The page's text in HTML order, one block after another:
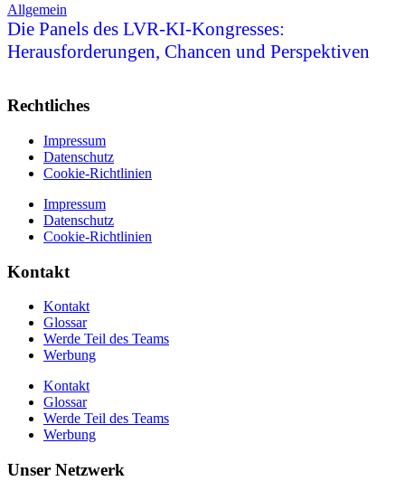
Allgemein
Die Panels des LVR-KI-Kongresses:
Herausforderungen, Chancen und Perspektiven
Rechtliches
Impressum
Datenschutz
Cookie-Richtlinien
Impressum
Datenschutz
Cookie-Richtlinien
Kontakt
Kontakt
Glossar
Werde Teil des Teams
Werbung
Kontakt
Glossar
Werde Teil des Teams
Werbung
Unser Netzwerk